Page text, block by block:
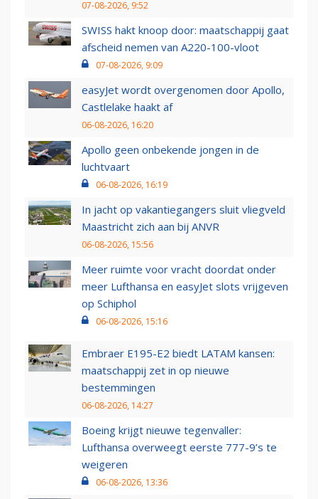
07-08-2026, 9:52
SWISS hakt knoop door: maatschappij gaat
afscheid nemen van A220-100-vloot
07-08-2026, 9:09
easyJet wordt overgenomen door Apollo,
Castlelake haakt af
06-08-2026, 16:20
Apollo geen onbekende jongen in de
luchtvaart
06-08-2026, 16:19
In jacht op vakantiegangers sluit vliegveld
Maastricht zich aan bij ANVR
06-08-2026, 15:56
Meer ruimte voor vracht doordat onder
meer Lufthansa en easyJet slots vrijgeven
op Schiphol
06-08-2026, 15:16
Embraer E195-E2 biedt LATAM kansen:
maatschappij zet in op nieuwe
bestemmingen
06-08-2026, 14:27
Boeing krijgt nieuwe tegenvaller:
Lufthansa overweegt eerste 777-9’s te
weigeren
06-08-2026, 13:36